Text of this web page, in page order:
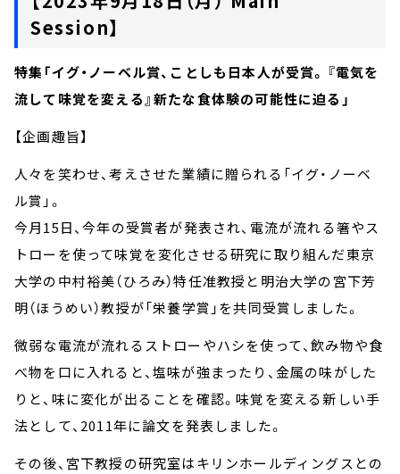
Session】
特集「イグ・ノーベル賞、ことしも日本人が受賞。『電気を
流して味覚を変える』新たな食体験の可能性に迫る」
【企画趣旨】
人々を笑わせ、考えさせた業績に贈られる「イグ・ノーベ
ル賞」。
今月15日、今年の受賞者が発表され、電流が流れる箸やス
トローを使って味覚を変化させる研究に取り組んだ東京
大学の中村裕美（ひろみ）特任准教授と明治大学の宮下芳
明（ほうめい）教授が「栄養学賞」を共同受賞しました。
微弱な電流が流れるストローやハシを使って、飲み物や食
べ物を口に入れると、塩味が強まったり、金属の味がした
りと、味に変化が出ることを確認。味覚を変える新しい手
法として、2011年に論文を発表しました。
その後、宮下教授の研究室はキリンホールディングスとの